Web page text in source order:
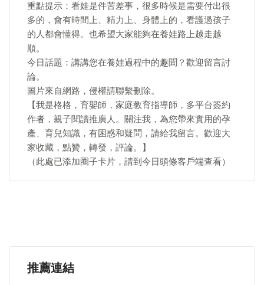
重點提示：看娃是件苦差事，很多時候是需要付出很
多的，會有時間上、精力上、身體上的，看護過孩子
的人都會懂得。也希望大家能夠在養娃路上越走越
順。
今日話題：講講您在養娃過程中的趣聞？歡迎留言討
論。
圖片來自網路，侵權請聯繫刪除。
【我是格格，育嬰師，家庭教育指導師，多平台簽約
作者，親子閱讀推廣人。關注我，為您帶來實用的孕
產、育兒知識，有困惑和疑問，請給我留言。歡迎大
家收藏，點贊，轉發，評論。】
（此處已添加圈子卡片，請到今日頭條客戶端查看）
推薦連結